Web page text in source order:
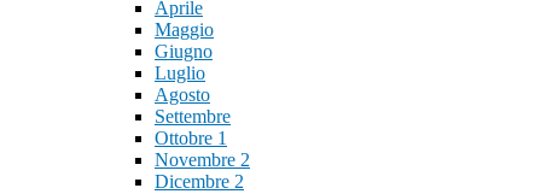
Aprile
Maggio
Giugno
Luglio
Agosto
Settembre
Ottobre 1
Novembre 2
Dicembre 2